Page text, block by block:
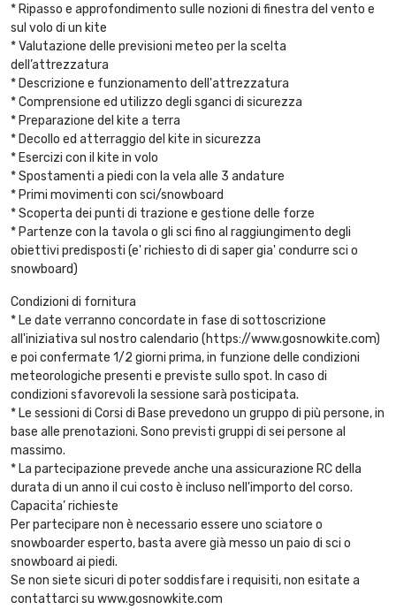
* Ripasso e approfondimento sulle nozioni di finestra del vento e
sul volo di un kite
* Valutazione delle previsioni meteo per la scelta
dell’attrezzatura
* Descrizione e funzionamento dell'attrezzatura
* Comprensione ed utilizzo degli sganci di sicurezza
* Preparazione del kite a terra
* Decollo ed atterraggio del kite in sicurezza
* Esercizi con il kite in volo
* Spostamenti a piedi con la vela alle 3 andature
* Primi movimenti con sci/snowboard
* Scoperta dei punti di trazione e gestione delle forze
* Partenze con la tavola o gli sci fino al raggiungimento degli
obiettivi predisposti (e' richiesto di di saper gia' condurre sci o
snowboard)
Condizioni di fornitura
* Le date verranno concordate in fase di sottoscrizione
all'iniziativa sul nostro calendario (https://www.gosnowkite.com)
e poi confermate 1/2 giorni prima, in funzione delle condizioni
meteorologiche presenti e previste sullo spot. In caso di
condizioni sfavorevoli la sessione sarà posticipata.
* Le sessioni di Corsi di Base prevedono un gruppo di più persone, in
base alle prenotazioni. Sono previsti gruppi di sei persone al
massimo.
* La partecipazione prevede anche una assicurazione RC della
durata di un anno il cui costo è incluso nell'importo del corso.
Capacita’ richieste
Per partecipare non è necessario essere uno sciatore o
snowboarder esperto, basta avere già messo un paio di sci o
snowboard ai piedi.
Se non siete sicuri di poter soddisfare i requisiti, non esitate a
contattarci su www.gosnowkite.com